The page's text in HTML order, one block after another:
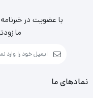
با عضویت در
ما
نمادهای ما